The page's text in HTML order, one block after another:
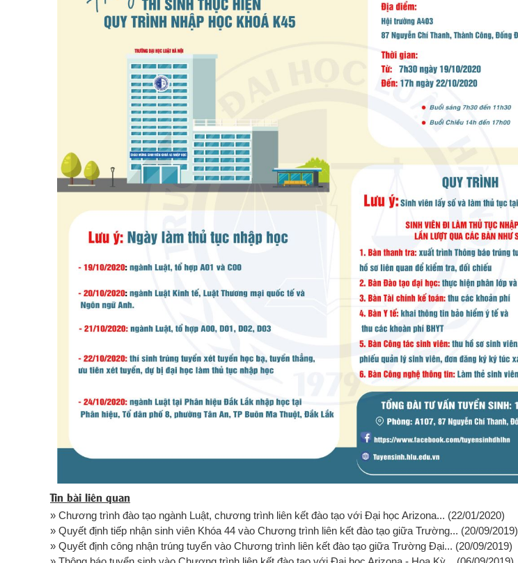
Tin bài liên quan
» Chương trình đào tạo ngành Luật, chương trình liên kết đào tạo với Đại học Arizona... (22/01/2020)
» Quyết định tiếp nhận sinh viên Khóa 44 vào Chương trình liên kết đào tạo giữa Trường... (20/09/2019)
» Quyết định công nhận trúng tuyển vào Chương trình liên kết đào tạo giữa Trường Đại... (20/09/2019)